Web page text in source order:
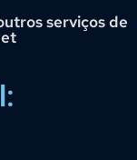
serviços de